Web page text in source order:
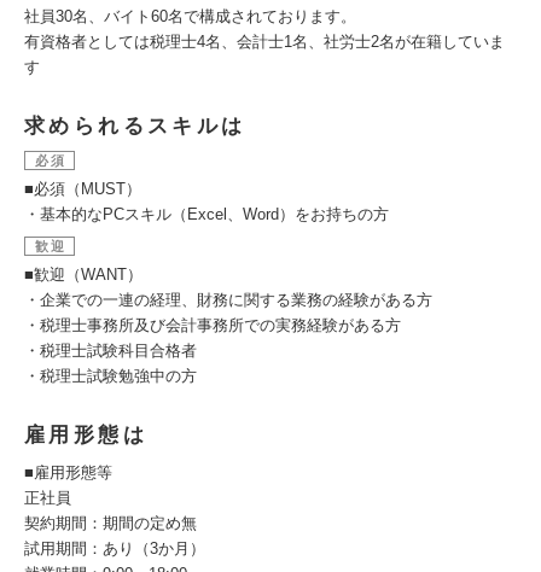
社員30名、バイト60名で構成されております。
有資格者としては税理士4名、会計士1名、社労士2名が在籍していま
す
求められるスキルは
必須
■必須（MUST）
・基本的なPCスキル（Excel、Word）をお持ちの方
歓迎
■歓迎（WANT）
・企業での一連の経理、財務に関する業務の経験がある方
・税理士事務所及び会計事務所での実務経験がある方
・税理士試験科目合格者
・税理士試験勉強中の方
雇用形態は
■雇用形態等
正社員
契約期間：期間の定め無
試用期間：あり（3か月）